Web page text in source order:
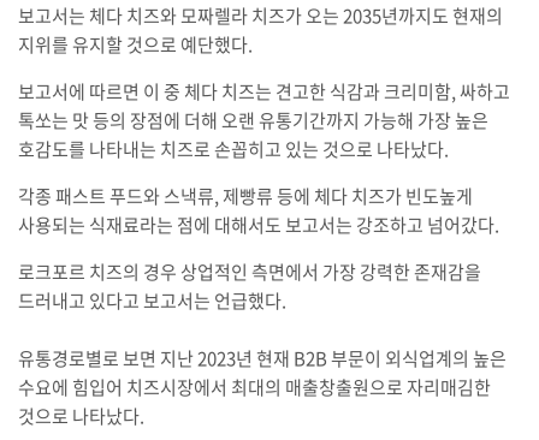
보고서는 체다 치즈와 모짜렐라 치즈가 오는 2035년까지도 현재의
지위를 유지할 것으로 예단했다.
보고서에 따르면 이 중 체다 치즈는 견고한 식감과 크리미함, 싸하고
톡쏘는 맛 등의 장점에 더해 오랜 유통기간까지 가능해 가장 높은
호감도를 나타내는 치즈로 손꼽히고 있는 것으로 나타났다.
각종 패스트 푸드와 스낵류, 제빵류 등에 체다 치즈가 빈도높게
사용되는 식재료라는 점에 대해서도 보고서는 강조하고 넘어갔다.
로크포르 치즈의 경우 상업적인 측면에서 가장 강력한 존재감을
드러내고 있다고 보고서는 언급했다.
유통경로별로 보면 지난 2023년 현재 B2B 부문이 외식업계의 높은
수요에 힘입어 치즈시장에서 최대의 매출창출원으로 자리매김한
것으로 나타났다.